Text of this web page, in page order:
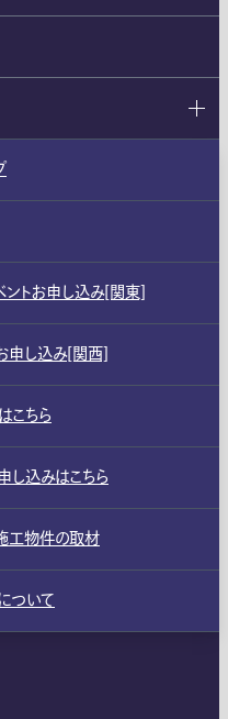
ントお申し込み[関東]
申し込み[関西]
こちら
し込みはこちら
工物件の取材
ついて